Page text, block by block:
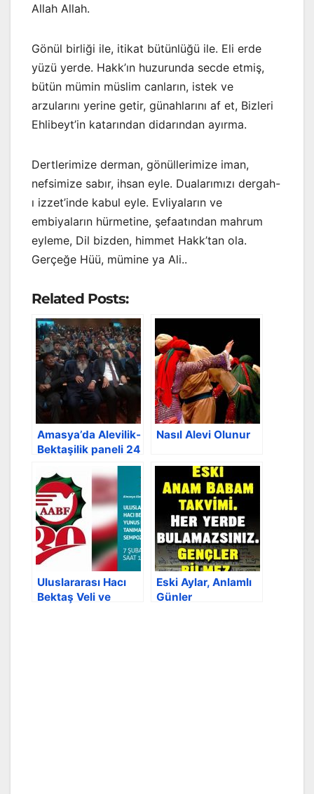
Allah Allah.
Gönül birliği ile, itikat bütünlüğü ile. Eli erde
yüzü yerde. Hakk’ın huzurunda secde etmiş,
bütün mümin müslim canların, istek ve
arzularını yerine getir, günahlarını af et, Bizleri
Ehlibeyt’in katarından didarından ayırma.
Dertlerimize derman, gönüllerimize iman,
nefsimize sabır, ihsan eyle. Dualarımızı dergah-
ı izzet’inde kabul eyle. Evliyaların ve
embiyaların hürmetine, şefaatından mahrum
eyleme, Dil bizden, himmet Hakk’tan ola.
Gerçeğe Hüü, mümine ya Ali..
Related Posts:
Amasya’da Alevilik-
Bektaşilik paneli 24
Nasıl Alevi Olunur
Uluslararası Hacı
Bektaş Veli ve
Eski Aylar, Anlamlı
Günler